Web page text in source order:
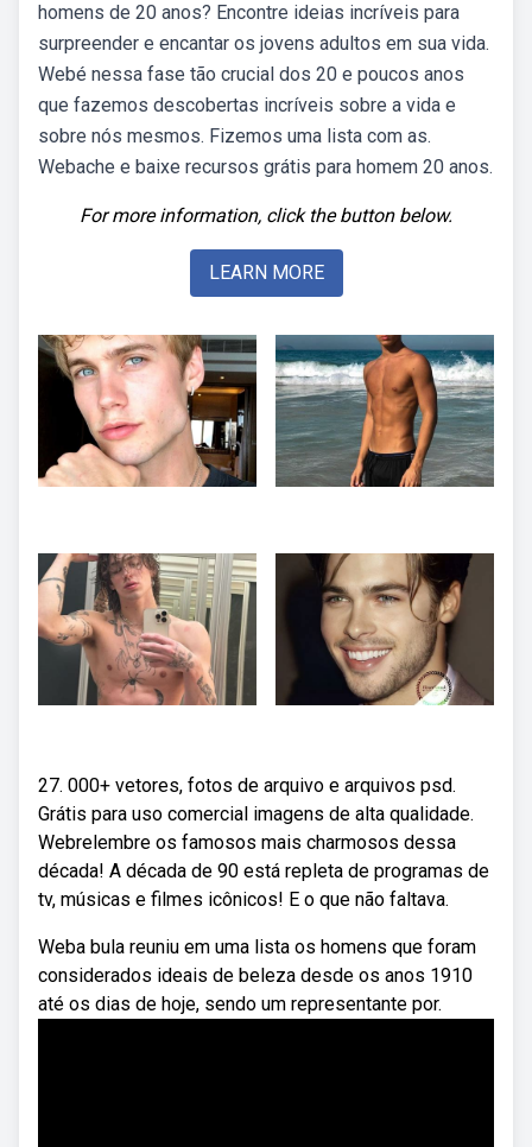
homens de 20 anos? Encontre ideias incríveis para
surpreender e encantar os jovens adultos em sua vida.
Webé nessa fase tão crucial dos 20 e poucos anos
que fazemos descobertas incríveis sobre a vida e
sobre nós mesmos. Fizemos uma lista com as.
Webache e baixe recursos grátis para homem 20 anos.
For more information, click the button below.
LEARN MORE
27. 000+ vetores, fotos de arquivo e arquivos psd.
Grátis para uso comercial imagens de alta qualidade.
Webrelembre os famosos mais charmosos dessa
década! A década de 90 está repleta de programas de
tv, músicas e filmes icônicos! E o que não faltava.
Weba bula reuniu em uma lista os homens que foram
considerados ideais de beleza desde os anos 1910
até os dias de hoje, sendo um representante por.